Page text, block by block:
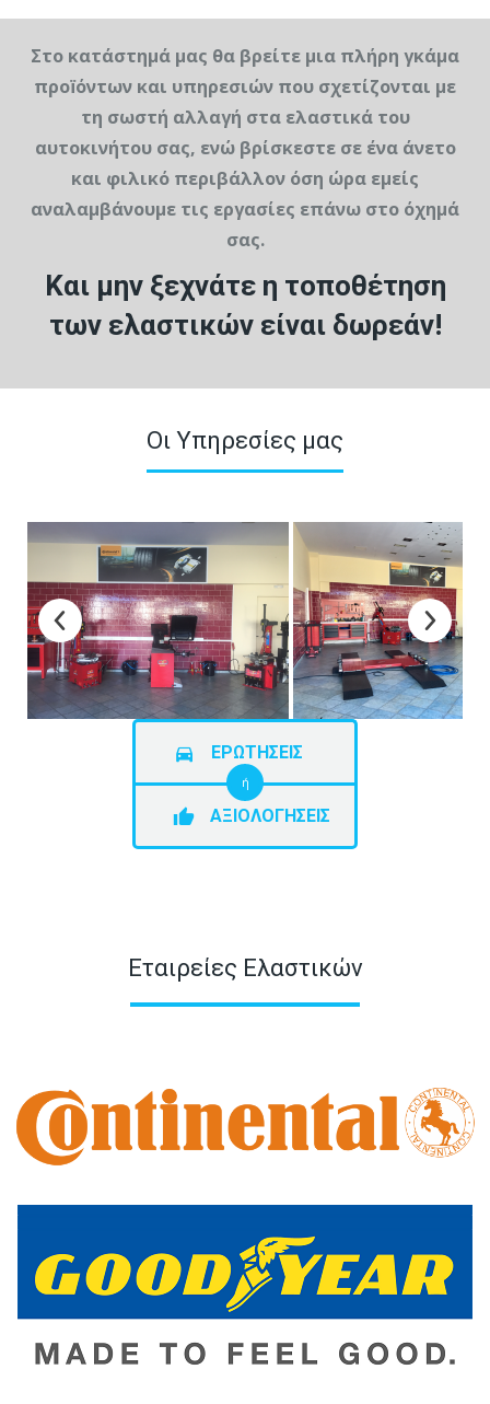
Στο κατάστημά μας θα βρείτε μια πλήρη γκάμα
προïόντων και υπηρεσιών που σχετίζονται με
τη σωστή αλλαγή στα ελαστικά του
αυτοκινήτου σας, ενώ βρίσκεστε σε ένα άνετο
και φιλικό περιβάλλον όση ώρα εμείς
αναλαμβάνουμε τις εργασίες επάνω στο όχημά
σας.
Και μην ξεχνάτε η τοποθέτηση
των ελαστικών είναι δωρεάν!
Οι Υπηρεσίες μας
ΕΡΩΤΗΣΕΙΣ
ή
ΑΞΙΟΛΟΓΗΣΕΙΣ
Εταιρείες Ελαστικών